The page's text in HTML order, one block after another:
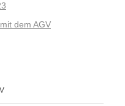
dem AGV